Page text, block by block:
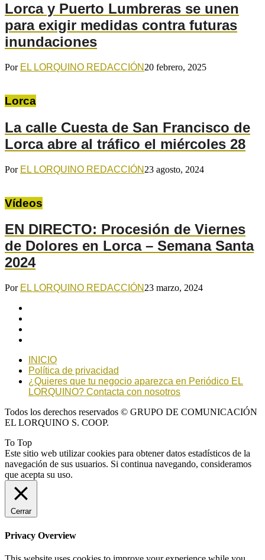
Lorca y Puerto Lumbreras se unen
para exigir medidas contra futuras
inundaciones
Por EL LORQUINO REDACCIÓN 20 febrero, 2025
Lorca
La calle Cuesta de San Francisco de
Lorca abre al tráfico el miércoles 28
Por EL LORQUINO REDACCIÓN 23 agosto, 2024
Vídeos
EN DIRECTO: Procesión de Viernes
de Dolores en Lorca – Semana Santa
2024
Por EL LORQUINO REDACCIÓN 23 marzo, 2024
INICIO
Política de privacidad
¿Quieres que tu negocio aparezca en Periódico EL
LORQUINO? Contacta con nosotros
Todos los derechos reservados © GRUPO DE COMUNICACIÓN
EL LORQUINO S. COOP.
To Top
Este sitio web utilizar cookies para obtener datos estadísticos de la
navegación de sus usuarios. Si continua navegando, consideramos
que acepta su uso.
Cerrar
Privacy Overview